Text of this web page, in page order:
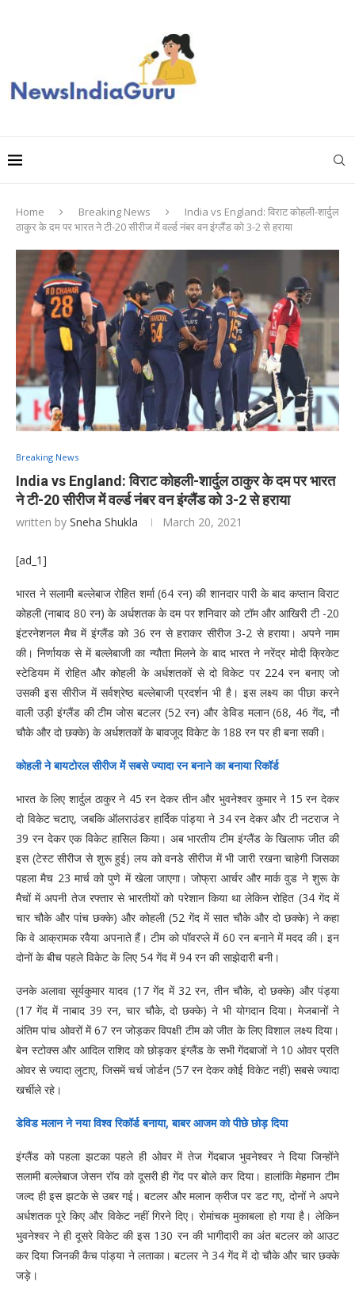
Home Breaking News
India vs England: विराट कोहली-शार्दुल
ठाकुर के दम पर भारत ने टी-20 सीरीज में वर्ल्ड नंबर वन इंग्लैंड काे 3-2 से हराया
Breaking News
India vs England: विराट कोहली-शार्दुल ठाकुर के दम पर भारत
ने टी-20 सीरीज में वर्ल्ड नंबर वन इंग्लैंड काे 3-2 से हराया
written by Sneha Shukla March 20, 2021
[ad_1]
भारत ने सलामी बल्लेबाज रोहित शर्मा (64 रन) की शानदार पारी के बाद कप्तान विराट
कोहली (नाबाद 80 रन) के अर्धशतक के दम पर शनिवार को टॉम और आखिरी टी -20
इंटरनेशनल मैच में इंग्लैंड को 36 रन से हराकर सीरीज 3-2 से हराया। अपने नाम
की। निर्णायक से में बल्लेबाजी का न्यौता मिलने के बाद भारत ने नरेंद्र मोदी क्रिकेट
स्टेडियम में रोहित और कोहली के अर्धशतकों से दो विकेट पर 224 रन बनाए जो
उसकी इस सीरीज में सर्वश्रेष्ठ बल्लेबाजी प्रदर्शन भी है। इस लक्ष्य का पीछा करने
वाली उड़ी इंग्लैंड की टीम जोस बटलर (52 रन) और डेविड मलान (68, 46 गेंद, नौ
चौके और दो छक्के) के अर्धशतकों के बावजूद विकेट के 188 रन पर ही बना सकी।
कोहली ने बायटोरल सीरीज में सबसे ज्यादा रन बनाने का बनाया रिकॉर्ड
भारत के लिए शार्दुल ठाकुर ने 45 रन देकर तीन और भुवनेश्वर कुमार ने 15 रन देकर
दो विकेट चटाए, जबकि ऑलराउंडर हार्दिक पांड्या ने 34 रन देकर और टी नटराज ने
39 रन देकर एक विकेट हासिल किया। अब भारतीय टीम इंग्लैंड के खिलाफ जीत की
इस (टेस्ट सीरीज से शुरू हुई) लय को वनडे सीरीज में भी जारी रखना चाहेगी जिसका
पहला मैच 23 मार्च को पुणे में खेला जाएगा। जोफ्रा आर्चर और मार्क वुड ने शुरू के
मैचों में अपनी तेज रफ्तार से भारतीयों को परेशान किया था लेकिन रोहित (34 गेंद में
चार चौके और पांच छक्के) और कोहली (52 गेंद में सात चौके और दो छक्के) ने कहा
कि वे आक्रामक रवैया अपनाते हैं। टीम को पॉवरप्ले में 60 रन बनाने में मदद की। इन
दोनों के बीच पहले विकेट के लिए 54 गेंद में 94 रन की साझेदारी बनी।
उनके अलावा सूर्यकुमार यादव (17 गेंद में 32 रन, तीन चौके, दो छक्के) और पंड्या
(17 गेंद में नाबाद 39 रन, चार चौके, दो छक्के) ने भी योगदान दिया। मेजबानों ने
अंतिम पांच ओवरों में 67 रन जोड़कर विपक्षी टीम को जीत के लिए विशाल लक्ष्य दिया।
बेन स्टोक्स और आदिल राशिद को छोड़कर इंग्लैंड के सभी गेंदबाजों ने 10 ओवर प्रति
ओवर से ज्यादा लुटाए, जिसमें चर्च जोर्डन (57 रन देकर कोई विकेट नहीं) सबसे ज्यादा
खर्चीले रहे।
डेविड मलान ने नया विश्व रिकॉर्ड बनाया, बाबर आजम को पीछे छोड़ दिया
इंग्लैंड को पहला झटका पहले ही ओवर में तेज गेंदबाज भुवनेश्वर ने दिया जिन्होंने
सलामी बल्लेबाज जेसन रॉय को दूसरी ही गेंद पर बोले कर दिया। हालांकि मेहमान टीम
जल्द ही इस झटके से उबर गई। बटलर और मलान क्रीज पर डट गए, दोनों ने अपने
अर्धशतक पूरे किए और विकेट नहीं गिरने दिए। रोमांचक मुकाबला हो गया है। लेकिन
भुवनेश्वर ने ही दूसरे विकेट की इस 130 रन की भागीदारी का अंत बटलर को आउट
कर दिया जिनकी कैच पांड्या ने लताका। बटलर ने 34 गेंद में दो चौके और चार छक्के
जड़े।